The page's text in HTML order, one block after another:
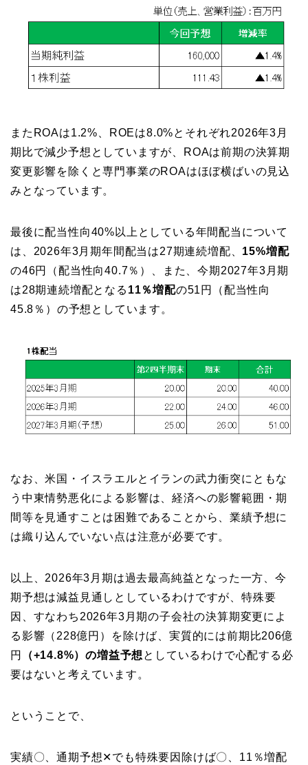
またROAは1.2%、ROEは8.0%とそれぞれ2026年3月
期比で減少予想としていますが、ROAは前期の決算期
変更影響を除くと専門事業のROAはほぼ横ばいの見込
みとなっています。
最後に配当性向40%以上としている年間配当について
は、2026年3月期年間配当は27期連続増配、 15%増配
の46円（配当性向40.7％）、また、今期2027年3月期
は28期連続増配となる 11％増配の51円（配当性向
45.8％）の予想としています。
なお、米国・イスラエルとイランの武力衝突にともな
う中東情勢悪化による影響は、経済への影響範囲・期
間等を見通すことは困難であることから、業績予想に
は織り込んでいない点は注意が必要です。
以上、2026年3月期は過去最高純益となった一方、今
期予想は減益見通しとしているわけですが、特殊要
因、すなわち2026年3月期の子会社の決算期変更によ
る影響（228億円）を除けば、実質的には前期比206億
円
（+14.8%）の増益予想 としているわけで心配する必
要はないと考えています。
ということで、
実績〇、通期予想✕でも特殊要因除けば〇、11％増配